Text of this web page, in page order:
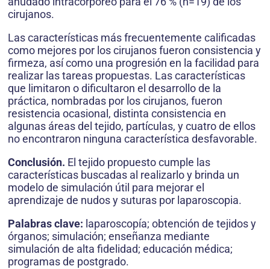
cirujanos.
Las características más frecuentemente calificadas
como mejores por los cirujanos fueron consistencia y
firmeza, así como una progresión en la facilidad para
realizar las tareas propuestas. Las características
que limitaron o dificultaron el desarrollo de la
práctica, nombradas por los cirujanos, fueron
resistencia ocasional, distinta consis­tencia en
algunas áreas del tejido, partículas, y cuatro de ellos
no encontraron ninguna característica desfavorable.
Conclusión. El tejido propuesto cumple las
características buscadas al realizarlo y brinda un
modelo de simu­lación útil para mejorar el
aprendizaje de nudos y suturas por laparoscopia.
Palabras clave: laparoscopía; obtención de tejidos y
órganos; simulación; enseñanza mediante
simulación de alta fidelidad; educación médica;
programas de postgrado.